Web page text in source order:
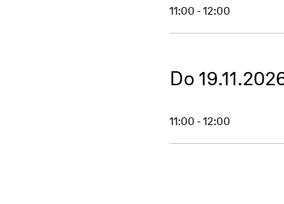
11:00 - 12:00
Do
11:00 - 12:00